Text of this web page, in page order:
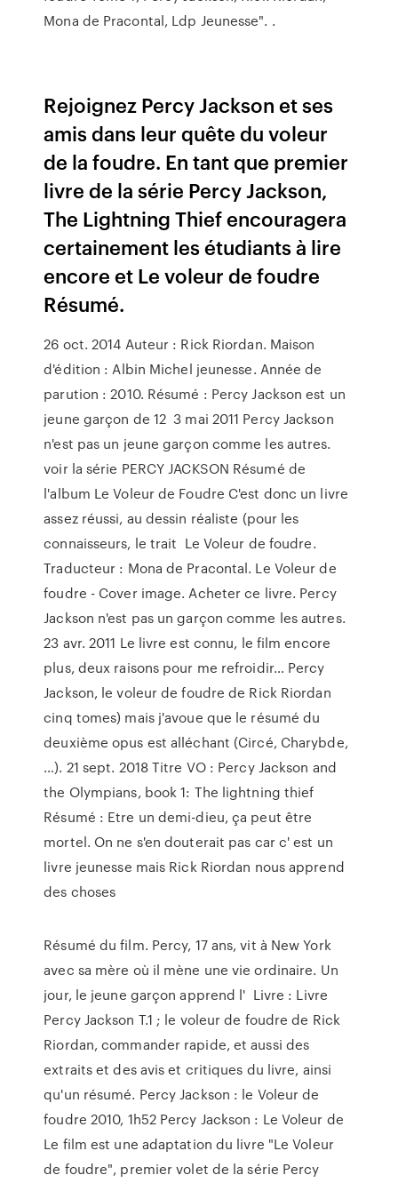
Mona de Pracontal, Ldp Jeunesse". .
Rejoignez Percy Jackson et ses
amis dans leur quête du voleur
de la foudre. En tant que premier
livre de la série Percy Jackson,
The Lightning Thief encouragera
certainement les étudiants à lire
encore et Le voleur de foudre
Résumé.
26 oct. 2014 Auteur : Rick Riordan. Maison
d'édition : Albin Michel jeunesse. Année de
parution : 2010. Résumé : Percy Jackson est un
jeune garçon de 12 3 mai 2011 Percy Jackson
n'est pas un jeune garçon comme les autres.
voir la série PERCY JACKSON Résumé de
l'album Le Voleur de Foudre C'est donc un livre
assez réussi, au dessin réaliste (pour les
connaisseurs, le trait Le Voleur de foudre.
Traducteur : Mona de Pracontal. Le Voleur de
foudre - Cover image. Acheter ce livre. Percy
Jackson n'est pas un garçon comme les autres.
23 avr. 2011 Le livre est connu, le film encore
plus, deux raisons pour me refroidir… Percy
Jackson, le voleur de foudre de Rick Riordan
cinq tomes) mais j'avoue que le résumé du
deuxième opus est alléchant (Circé, Charybde,
…). 21 sept. 2018 Titre VO : Percy Jackson and
the Olympians, book 1: The lightning thief
Résumé : Etre un demi-dieu, ça peut être
mortel. On ne s'en douterait pas car c' est un
livre jeunesse mais Rick Riordan nous apprend
des choses
Résumé du film. Percy, 17 ans, vit à New York
avec sa mère où il mène une vie ordinaire. Un
jour, le jeune garçon apprend l' Livre : Livre
Percy Jackson T.1 ; le voleur de foudre de Rick
Riordan, commander rapide, et aussi des
extraits et des avis et critiques du livre, ainsi
qu'un résumé. Percy Jackson : le Voleur de
foudre 2010, 1h52 Percy Jackson : Le Voleur de
Le film est une adaptation du livre "Le Voleur
de foudre", premier volet de la série Percy